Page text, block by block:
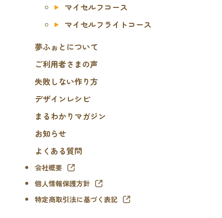
マイセルフコース
マイセルフライトコース
夢ふぉとについて
ご利用者さまの声
失敗しない作り方
デザインレシピ
まるわかりマガジン
お知らせ
よくある質問
会社概要
個人情報保護方針
特定商取引法に基づく表記